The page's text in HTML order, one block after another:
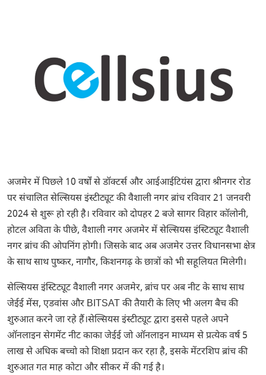
अजमेर में पिछले 10 वर्षों से डॉक्टर्स और आईआईटियंस द्वारा श्रीनगर रोड
पर संचालित सेल्सियस इंस्टीट्यूट की वैशाली नगर ब्रांच रविवार 21 जनवरी
2024 से शुरू हो रही है। रविवार को दोपहर 2 बजे सागर विहार कॉलोनी,
होटल अविता के पीछे, वैशाली नगर अजमेर में सेल्सियस इंस्टिट्यूट वैशाली
नगर ब्रांच की ओपनिंग होगी। जिसके बाद अब अजमेर उत्तर विधानसभा क्षेत्र
के साथ साथ पुष्कर, नागौर, किशनगढ़ के छात्रों को भी सहूलियत मिलेगी।
सेल्सियस इंस्टिट्यूट वैशाली नगर अजमेर, ब्रांच पर अब नीट के साथ साथ
जेईई मेंस, एडवांस और BITSAT की तैयारी के लिए भी अलग बैच की
शुरुआत करने जा रहे हैं।सेल्सियस इंस्टीट्यूट द्वारा इससे पहले अपने
ऑनलाइन सेगमेंट नीट काका जेईई जो ऑनलाइन माध्यम से प्रत्येक वर्ष 5
लाख से अधिक बच्चो को शिक्षा प्रदान कर रहा है, इसके मेंटरशिप ब्रांच की
शुरुआत गत माह कोटा और सीकर में की गई है।